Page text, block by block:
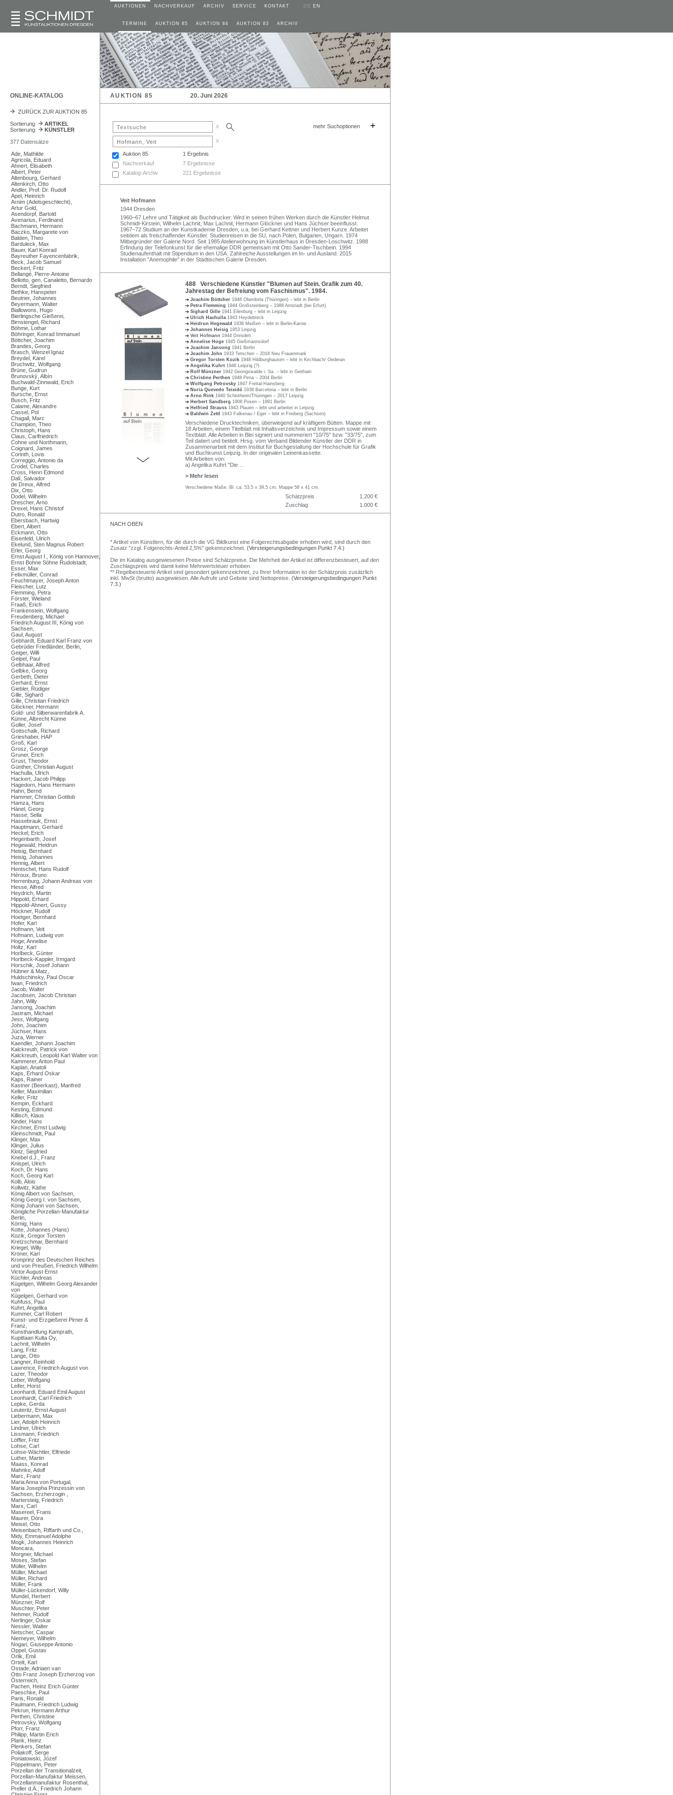
AUKTIONEN NACHVERKAUF ARCHIV SERVICE KONTAKT DE EN
TERMINE AUKTION 85 AUKTION 84 AUKTION 83 ARCHIV
ONLINE-KATALOG AUKTION 85 20. Juni 2026
ZURÜCK ZUR AUKTION 85
Sortierung
ARTIKEL
Sortierung
KÜNSTLER
377 Datensätze
Ade, Mathilde
Agricola, Eduard
Ahnert, Elisabeth
Albert, Peter
Altenbourg, Gerhard
Altenkirch, Otto
Andler, Prof. Dr. Rudolf
Apel, Heinrich
Arnim (Adelsgeschlecht),
Artur Gold,
Asendorpf, Bartold
Avenarius, Ferdinand
Bachmann, Hermann
Baczko, Margarete von
Balden, Theo
Barduleck, Max
Bauer, Karl Konrad
Bayreuther Fayencenfabrik,
Beck, Jacob Samuel
Beckert, Fritz
Bellangé, Pierre-Antoine
Bellotto, gen. Canaletto, Bernardo
Berndt, Siegfried
Bethke, Hanspeter
Beutner, Johannes
Beyermann, Walter
Biallowons, Hugo
Bierlingsche Gießerei,
Birnstengel, Richard
Böhme, Lothar
Böhringer, Konrad Immanuel
Böttcher, Joachim
Brandes, Georg
Brasch, Wenzel Ignaz
Breydel, Karel
Bruchwitz, Wolfgang
Brüne, Gudrun
Brunovský, Albín
Buchwald-Zinnwald, Erich
Bunge, Kurt
Bursche, Ernst
Busch, Fritz
Calame, Alexandre
Cassel, Pol
Chagall, Marc
Champion, Theo
Christoph, Hans
Claus, Carlfriedrich
Cohne und Northmann,
Coignard, James
Corinth, Lovis
Correggio, Antonio da
Crodel, Charles
Cross, Henri Edmond
Dalí, Salvador
de Dreux, Alfred
Dix, Otto
Dodel, Wilhelm
Drescher, Arno
Drexel, Hans Christof
Dutro, Ronald
Ebersbach, Hartwig
Ebert, Albert
Eckmann, Otto
Eisenfeld, Ulrich
Ekelund, Sten Magnus Robert
Erler, Georg
Ernst August I., König von Hannover,
Ernst Bohne Söhne Rudolstadt,
Esser, Max
Felixmüller, Conrad
Feuchtmayer, Joseph Anton
Fleischer, Lutz
Flemming, Petra
Förster, Wieland
Fraaß, Erich
Frankenstein, Wolfgang
Freudenberg, Michael
Friedrich August III, König von
Sachsen,
Gaul, August
Gebhardt, Eduard Karl Franz von
Gebrüder Friedländer, Berlin,
Geiger, Willi
Geipel, Paul
Gelbhaar, Alfred
Gelbke, Georg
Gerbeth, Dieter
Gerhard, Ernst
Giebler, Rüdiger
Gille, Sighard
Gille, Christian Friedrich
Glöckner, Hermann
Gold- und Silberwarenfabrik A.
Künne, Albrecht Künne
Goller, Josef
Gottschalk, Richard
Grieshaber, HAP
Groß, Karl
Grosz, George
Gruner, Erich
Grust, Theodor
Günther, Christian August
Hachulla, Ulrich
Hackert, Jacob Philipp
Hagedorn, Hans Hermann
Hahn, Bernd
Hammer, Christian Gottlob
Hamza, Hans
Hänel, Georg
Hasse, Sella
Hassebrauk, Ernst
Hauptmann, Gerhard
Heckel, Erich
Hegenbarth, Josef
Hegewald, Heidrun
Heisig, Bernhard
Heisig, Johannes
Hennig, Albert
Hentschel, Hans Rudolf
Héroux, Bruno
Herrenburg, Johann Andreas von
Hesse, Alfred
Heydrich, Martin
Hippold, Erhard
Hippold-Ahnert, Gussy
Höckner, Rudolf
Hoetger, Bernhard
Hofer, Karl
Hofmann, Veit
Hofmann, Ludwig von
Hoge, Annelise
Holtz, Karl
Horlbeck, Günter
Horlbeck-Kappler, Irmgard
Horschik, Josef Johann
Hübner & Matz,
Huldschinsky, Paul Oscar
Iwan, Friedrich
Jacob, Walter
Jacobsen, Jacob Christian
Jahn, Willy
Jansong, Joachim
Jastram, Michael
Jess, Wolfgang
John, Joachim
Jüchser, Hans
Juza, Werner
Kaendler, Johann Joachim
Kalckreuth, Patrick von
Kalckreuth, Leopold Karl Walter von
Kammerer, Anton Paul
Kaplan, Anatoli
Kaps, Erhard Oskar
Kaps, Rainer
Kastner (Beerkast), Manfred
Keller, Maximilian
Keller, Fritz
Kempin, Eckhard
Kesting, Edmund
Killisch, Klaus
Kinder, Hans
Kirchner, Ernst Ludwig
Kleinschmidt, Paul
Klinger, Max
Klinger, Julius
Klotz, Siegfried
Knebel d.J., Franz
Knispel, Ulrich
Koch, Dr. Hans
Koch, Georg Karl
Kolb, Alois
Kollwitz, Käthe
König Albert von Sachsen,
König Georg I. von Sachsen,
König Johann von Sachsen,
Königliche Porzellan-Manufaktur
Berlin,
Körnig, Hans
Kotte, Johannes (Hans)
Kozik, Gregor Torsten
Kretzschmar, Bernhard
Kriegel, Willy
Kröner, Karl
Kronprinz des Deutschen Reiches
und von Preußen, Friedrich Wilhelm
Victor August Ernst
Küchler, Andreas
Kügelgen, Wilhelm Georg Alexander
von
Kügelgen, Gerhard von
Kuhfuss, Paul
Kuhrt, Angelika
Kummer, Carl Robert
Kunst- und Erzgießerei Pirner &
Franz,
Kunsthandlung Kamprath,
Kupittaan Kulta Oy,
Lachnit, Wilhelm
Lang, Fritz
Lange, Otto
Langner, Reinhold
Lawrence, Friedrich August von
Lazer, Theodor
Leber, Wolfgang
Leifer, Horst
Leonhardi, Eduard Emil August
Leonhardt, Carl Friedrich
Lepke, Gerda
Leuteritz, Ernst August
Liebermann, Max
Lier, Adolph Heinrich
Lindner, Ulrich
Lissmann, Friedrich
Löffler, Fritz
Lohse, Carl
Lohse-Wächtler, Elfriede
Luther, Martin
Maass, Konrad
Mahnke, Adolf
Marc, Franz
Maria Anna von Portugal,
Maria Josepha Prinzessin von
Sachsen, Erzherzogin ,
Martersteig, Friedrich
Marx, Carl
Masereel, Frans
Maurer, Dóra
Meisel, Otto
Meisenbach, Riffarth und Co.,
Midy, Emmanuel Adolphe
Mogk, Johannes Heinrich
Moncara,
Morgner, Michael
Moses, Stefan
Müller, Wilhelm
Müller, Michael
Müller, Richard
Müller, Frank
Müller-Lückendorf, Willy
Mundel, Herbert
Münzner, Rolf
Muschter, Peter
Nehmer, Rudolf
Nerlinger, Oskar
Nessler, Walter
Netscher, Caspar
Niemeyer, Wilhelm
Nogari, Giuseppe Antonio
Oppel, Gustav
Orlik, Emil
Ortelt, Karl
Ostade, Adriaen van
Otto Franz Joseph Erzherzog von
Österreich,
Pachen, Heinz Erich Günter
Paeschke, Paul
Paris, Ronald
Paulmann, Friedrich Ludwig
Pekrun, Hermann Arthur
Perthen, Christine
Petrovsky, Wolfgang
Pforr, Franz
Philipp, Martin Erich
Plank, Heinz
Plenkers, Stefan
Poliakoff, Serge
Poniatowski, Józef
Pöppelmann, Peter
Porzellan der Transitionalzeit,
Porzellan-Manufaktur Meissen,
Porzellanmanufaktur Rosenthal,
Preller d.Ä., Friedrich Johann
x mehr Suchoptionen +
x
Auktion 85
1 Ergebnis
Nachverkauf
7 Ergebnisse
Katalog-Archiv
221 Ergebnisse
Veit Hofmann
1944 Dresden
1960–67 Lehre und Tätigkeit als Buchdrucker. Wird in seinen frühen Werken durch die Künstler Helmut
Schmidt-Kirstein, Wilhelm Lachnit, Max Lachnit, Hermann Glöckner und Hans Jüchser beeinflusst.
1967–72 Studium an der Kunstkademie Dresden, u.a. bei Gerhard Kettner und Herbert Kunze. Arbeitet
seitdem als freischaffender Künstler. Studienreisen in die SU, nach Polen, Bulgarien, Ungarn. 1974
Mitbegründer der Galerie Nord. Seit 1985 Atelierwohnung im Künstlerhaus in Dresden-Loschwitz. 1988
Erfindung der Telefonkunst für die ehemalige DDR gemeinsam mit Otto Sander-Tischbein. 1994
Studienaufenthalt mit Stipendium in den USA. Zahlreiche Ausstellungen im In- und Ausland. 2015
Installation "Anemophile" in der Städtischen Galerie Dresden.
488 Verschiedene Künstler "Blumen auf Stein. Grafik zum 40.
Jahrestag der Befreiung vom Faschismus". 1984.
Joachim Böttcher 1946 Oberdorla (Thüringen) – lebt in Berlin
Petra Flemming 1944 Großsteinberg – 1988 Arnstadt (bei Erfurt)
Sighard Gille 1941 Eilenburg – lebt in Leipzig
Ulrich Hachulla 1943 Heydebreck
Heidrun Hegewald 1936 Meißen – lebt in Berlin-Karow
Johannes Heisig 1953 Leipzig
Veit Hofmann 1944 Dresden
Annelise Hoge 1945 Gießmannsdorf
Joachim Jansong 1941 Berlin
Joachim John 1933 Tetschen – 2018 Neu Frauenmark
Gregor Torsten Kozik 1948 Hildburghausen – lebt in Kirchbach/ Oederan
Angelika Kuhrt 1946 Leipzig (?)
Rolf Münzner 1942 Geringswalde i. Sa. – lebt in Geithain
Christine Perthen 1948 Pirna – 2004 Berlin
Wolfgang Petrovsky 1947 Freital-Hainsberg
Nuria Quevedo Teixidó 1938 Barcelona – lebt in Berlin
Arno Rink 1940 Schlotheim/Thüringen – 2017 Leipzig
Herbert Sandberg 1908 Posen – 1991 Berlin
Helfried Strauss 1943 Plauen – lebt und arbeitet in Leipzig
Baldwin Zettl 1943 Falkenau / Eger – lebt in Freiberg (Sachsen)
Verschiedene Drucktechniken, überwiegend auf kräftigem Bütten. Mappe mit
18 Arbeiten, einem Titelblatt mit Inhaltsverzeichnis und Impressum sowie einem
Textblatt. Alle Arbeiten in Blei signiert und nummeriert "10/75" bzw. "33/75", zum
Teil datiert und betitelt. Hrsg. vom Verband Bildender Künstler der DDR in
Zusammenarbeit mit dem Institut für Buchgestaltung der Hochschule für Grafik
und Buchkunst Leipzig. In der originalen Leinenkassette.
Mit Arbeiten von:
a) Angelika Kuhrt "Die
> Mehr lesen
Verschiedene Maße, Bl. ca. 53,5 x 39,5 cm, Mappe 58 x 41 cm.
Schätzpreis
1.200 €
Zuschlag
1.000 €
NACH OBEN
* Artikel von Künstlern, für die durch die VG Bildkunst eine Folgerechtsabgabe erhoben wird, sind durch den
Zusatz "zzgl. Folgerechts-Anteil 2,5%" gekennzeichnet. (Versteigerungsbedingungen Punkt 7.4.)
Die im Katalog ausgewiesenen Preise sind Schätzpreise. Die Mehrheit der Artikel ist differenzbesteuert, auf den
Zuschlagspreis wird damit keine Mehrwertsteuer erhoben.
** Regelbesteuerte Artikel sind gesondert gekennzeichnet, zu Ihrer Information ist der Schätzpreis zusätzlich
inkl. MwSt (brutto) ausgewiesen. Alle Aufrufe und Gebote sind Nettopreise. (Versteigerungsbedingungen Punkt
7.3.)